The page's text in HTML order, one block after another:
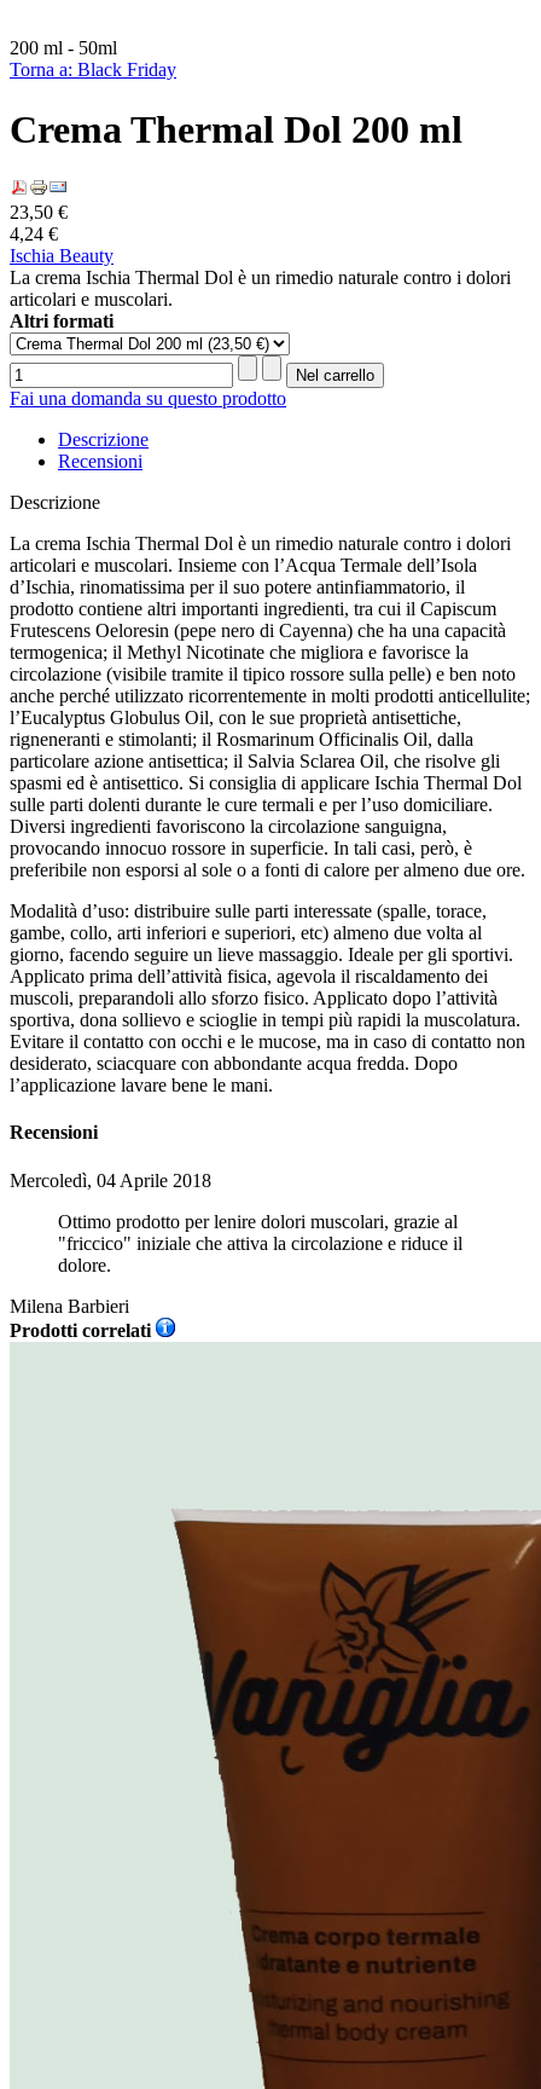
200 ml - 50ml
Torna a: Black Friday
Crema Thermal Dol 200 ml
23,50 €
4,24 €
Ischia Beauty
La crema Ischia Thermal Dol è un rimedio naturale contro i dolori
articolari e muscolari.
Altri formati
Fai una domanda su questo prodotto
Descrizione
Recensioni
Descrizione
La crema Ischia Thermal Dol è un rimedio naturale contro i dolori
articolari e muscolari. Insieme con l’Acqua Termale dell’Isola
d’Ischia, rinomatissima per il suo potere antinfiammatorio, il
prodotto contiene altri importanti ingredienti, tra cui il Capiscum
Frutescens Oeloresin (pepe nero di Cayenna) che ha una capacità
termogenica; il Methyl Nicotinate che migliora e favorisce la
circolazione (visibile tramite il tipico rossore sulla pelle) e ben noto
anche perché utilizzato ricorrentemente in molti prodotti anticellulite;
l’Eucalyptus Globulus Oil, con le sue proprietà antisettiche,
rigneneranti e stimolanti; il Rosmarinum Officinalis Oil, dalla
particolare azione antisettica; il Salvia Sclarea Oil, che risolve gli
spasmi ed è antisettico. Si consiglia di applicare Ischia Thermal Dol
sulle parti dolenti durante le cure termali e per l’uso domiciliare.
Diversi ingredienti favoriscono la circolazione sanguigna,
provocando innocuo rossore in superficie. In tali casi, però, è
preferibile non esporsi al sole o a fonti di calore per almeno due ore.
Modalità d’uso: distribuire sulle parti interessate (spalle, torace,
gambe, collo, arti inferiori e superiori, etc) almeno due volta al
giorno, facendo seguire un lieve massaggio. Ideale per gli sportivi.
Applicato prima dell’attività fisica, agevola il riscaldamento dei
muscoli, preparandoli allo sforzo fisico. Applicato dopo l’attività
sportiva, dona sollievo e scioglie in tempi più rapidi la muscolatura.
Evitare il contatto con occhi e le mucose, ma in caso di contatto non
desiderato, sciacquare con abbondante acqua fredda. Dopo
l’applicazione lavare bene le mani.
Recensioni
Mercoledì, 04 Aprile 2018
Ottimo prodotto per lenire dolori muscolari, grazie al
"friccico" iniziale che attiva la circolazione e riduce il
dolore.
Milena Barbieri
Prodotti correlati